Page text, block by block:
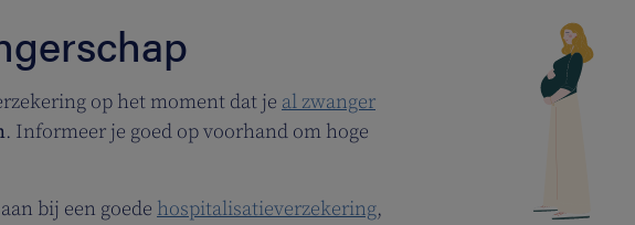
op het moment dat je al zwanger
. Informeer je goed op voorhand om hoge
bij een goede hospitalisatieverzekering,